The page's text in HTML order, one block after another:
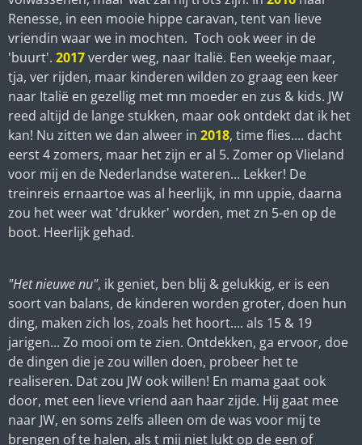
Renesse, in een mooie hippe caravan, tent van lieve
vriendin waar we in mochten. Toch ook weer in de
'buurt'. 2017verder weg, naar Italië. Een weekje maar,
tja, ver rijden, maar kinderen wilden zo graag een keer
naar Italië en gezellig met mn moeder en zus & kids. JW
reed altijd de lange stukken, maar ook ontdekt dat ik het
kan! Nu zitten we dan alweer in 2018, time flies.... dacht
eerst 4 zomers, maar het zijn er al 5. Zomer op Vlieland
voor mij en de Nederlandse wateren... Lekker! De
treinreis ernaartoe was al heerlijk, in mn uppie, daarna
zou het weer wat 'drukker' worden, met zn 5-en op de
boot. Heerlijk gehad.
"Het nieuwe nu", ik geniet, ben blij & gelukkig, er is een
soort van balans, de kinderen worden groter, doen hun
ding, maken zich los, zoals het hoort.... als 15 & 19
jarigen... Zo mooi om te zien. Ontdekken, ga ervoor, doe
de dingen die je zou willen doen, probeer het te
realiseren. Dat zou JW ook willen! En mama gaat ook
door, met een lieve vriend aan haar zijde. Hij gaat mee
naar JW, en soms zelfs alleen om de was voor mij te
brengen of te halen, als t mij niet lukt op de een of